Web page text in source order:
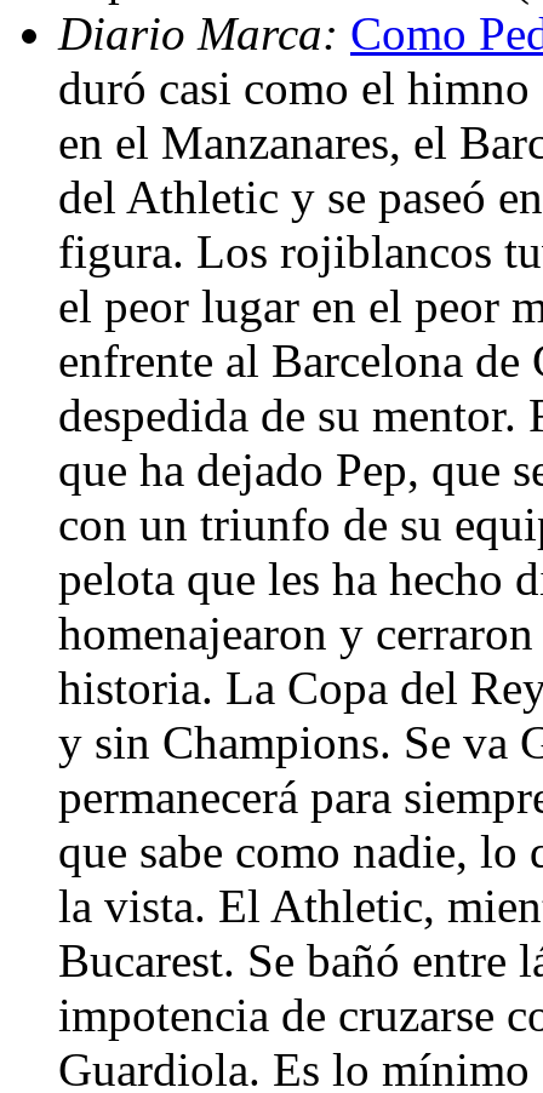
Diario Marca: Como
duró casi como el
en el Manzanares, el
del Athletic y se paseó
figura. Los rojiblancos
el peor lugar en el peor
enfrente al Barcelona
despedida de su mentor.
que ha dejado Pep, que
con un triunfo de su
pelota que les ha hecho
homenajearon y
historia. La Copa del
y sin Champions. Se va
permanecerá para
que sabe como nadie, lo
la vista. El Athletic,
Bucarest. Se bañó entre
impotencia de cruzarse
Guardiola. Es lo